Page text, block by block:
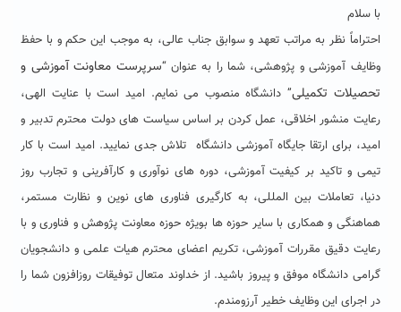
با سلام
احتراماً نظر به مراتب تعهد و سوابق جناب عالی، به موجب این حکم و با حفظ
وظایف آموزشی و پژوهشی، شما را به عنوان “سرپرست معاونت آموزشی و
تحصیلات تکمیلی” دانشگاه منصوب می نمایم. امید است با عنایت الهی،
رعایت منشور اخلاقی، عمل کردن بر اساس سیاست های دولت محترم تدبیر و
امید، برای ارتقا جایگاه آموزشی دانشگاه تلاش جدی نمایید. امید است با کار
تیمی و تاکید بر کیفیت آموزشی، دوره های نوآوری و کارآفرینی و تجارب روز
دنیا، تعاملات بین المللی، به کارگیری فناوری های نوین و نظارت مستمر،
هماهنگی و همکاری با سایر حوزه ها بویژه حوزه معاونت پژوهش و فناوری و با
رعایت دقیق مقررات آموزشی، تکریم اعضای محترم هیات علمی و دانشجویان
گرامی دانشگاه موفق و پیروز باشید. از خداوند متعال توفیقات روزافزون شما را
در اجرای این وظایف خطیر آرزومندم.